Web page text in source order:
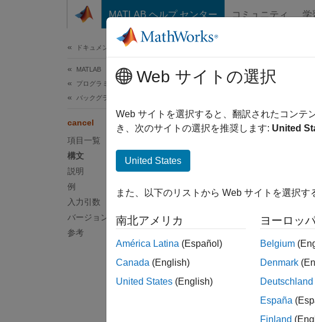
コンテンツへスキップ
MATLAB ヘルプ センター コミュニティ 学
ドキュメンテーションのホーム
MATLAB
プログラミング
バックグラウンド処理と並列処理
cancel
項目一覧
構文
説明
例
入力引数
バージョン履歴
参考
cancel
バックグラウンド
cancel(F)
プロパティ
す。キャンセルさ
などの一部の
Web サイトの選択
Web サイトを選択すると、翻訳されたコンテ
き、次のサイトの選択を推奨します: United
United States
また、以下のリストから Web サイトを選択す
南北アメリカ
América Latina (Español)
Canada (English)
United States (English)
ヨーロッ
Belgium
Denmark
Deutschland
España
Finland